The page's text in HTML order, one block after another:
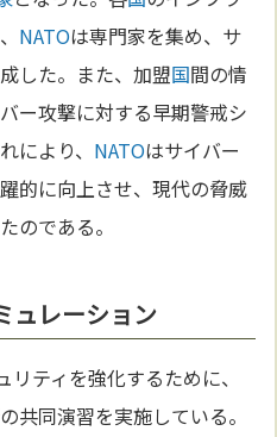
NATOは専門家を集め、サ
した。また、加盟国間の情
ー攻撃に対する早期警戒シ
により、 NATOはサイバー
的に向上させ、現代の脅威
のである。
ュレーション
ティを強化するために、
共同演習を実施している。